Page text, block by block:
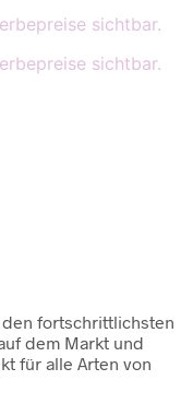
sichtbar.
sichtbar.
fortschrittlichsten
dem Markt und
für alle Arten von